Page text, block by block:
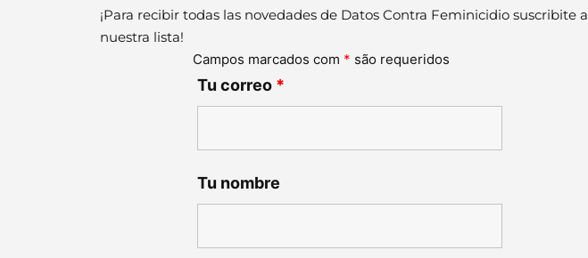
¡Para recibir todas las novedades de Datos Contra Feminicidio suscribite a
nuestra lista!
Campos marcados com * são requeridos
Tu correo *
Tu nombre